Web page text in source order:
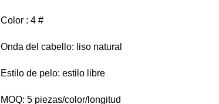
Color : 4 #
Onda del cabello: liso natural
Estilo de pelo: estilo libre
MOQ: 5 piezas/color/longitud